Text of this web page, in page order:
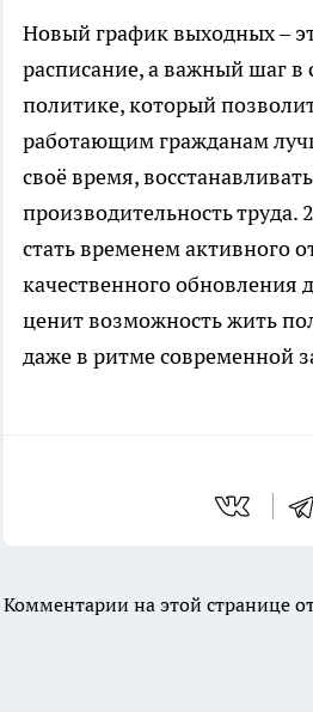
Новый график выходных –
расписание, а важный шаг в
политике, который
работающим гражданам
своё время,
производительность труда.
стать временем активного
качественного обновления
ценит возможность жить
даже в ритме современной
Комментарии на этой странице